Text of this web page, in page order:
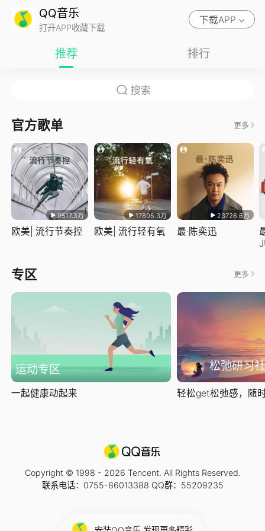
QQ音乐
打开APP收藏下载
下载APP
推荐 排行
官方歌单 更多
9517.3万
欧美| 流行节奏控
17805.3万
欧美| 流行轻有氧
23726.6万
最·陈奕迅
专区 更多
运动专区
一起健康动起来
松弛研习社
轻松get松弛感，随
Copyright © 1998 - 2026 Tencent. All Rights Reserved.
联系电话：0755-86013388 QQ群：55209235